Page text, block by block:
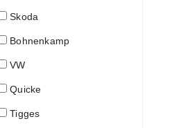
Skoda
Bohnenkamp
VW
Quicke
Tigges